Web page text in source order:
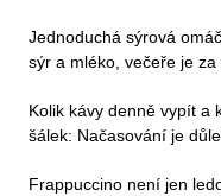
Jednoduchá sýrová
sýr a mléko, večeře je
Kolik kávy denně vypít a
šálek: Načasování je
Frappuccino není jen